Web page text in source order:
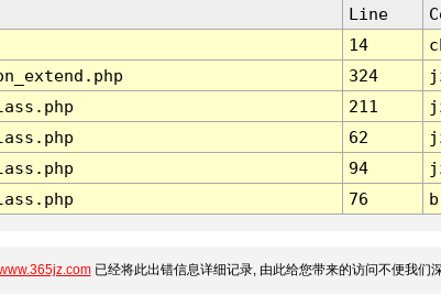
Line
14
324
211
62
94
76
已经将此出错信息详细记录, 由此给您带来的访问不便我们